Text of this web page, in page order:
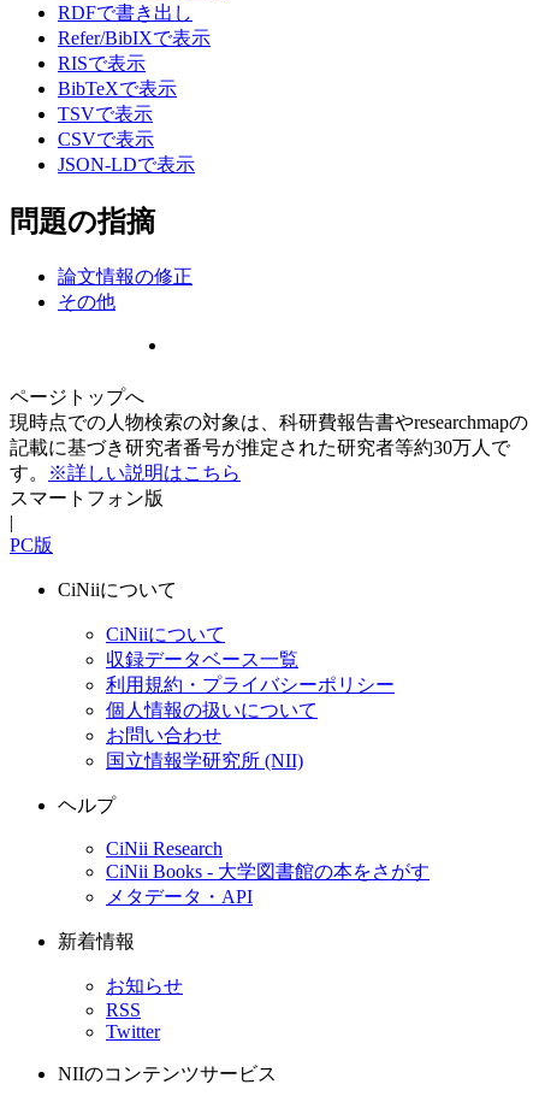
RDFで書き出し
Refer/BibIXで表示
RISで表示
BibTeXで表示
TSVで表示
CSVで表示
JSON-LDで表示
問題の指摘
論文情報の修正
その他
ページトップへ
現時点での人物検索の対象は、科研費報告書やresearchmapの
記載に基づき研究者番号が推定された研究者等約30万人で
す。
※詳しい説明はこちら
スマートフォン版
|
PC版
CiNiiについて
CiNiiについて
収録データベース一覧
利用規約・プライバシーポリシー
個人情報の扱いについて
お問い合わせ
国立情報学研究所 (NII)
ヘルプ
CiNii Research
CiNii Books - 大学図書館の本をさがす
メタデータ・API
新着情報
お知らせ
RSS
Twitter
NIIのコンテンツサービス